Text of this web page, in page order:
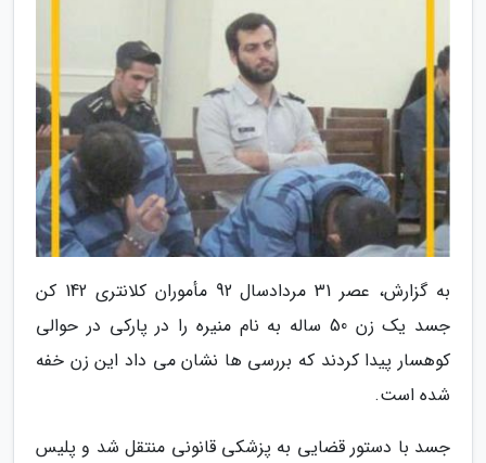
به گزارش، عصر 31 مردادسال 92 مأموران کلانتری 142 کن
جسد یک زن 50 ساله به نام منیره را در پارکی در حوالی
کوهسار پیدا کردند که بررسی ها نشان می داد این زن خفه
شده است.
جسد با دستور قضایی به پزشکی قانونی منتقل شد و پلیس